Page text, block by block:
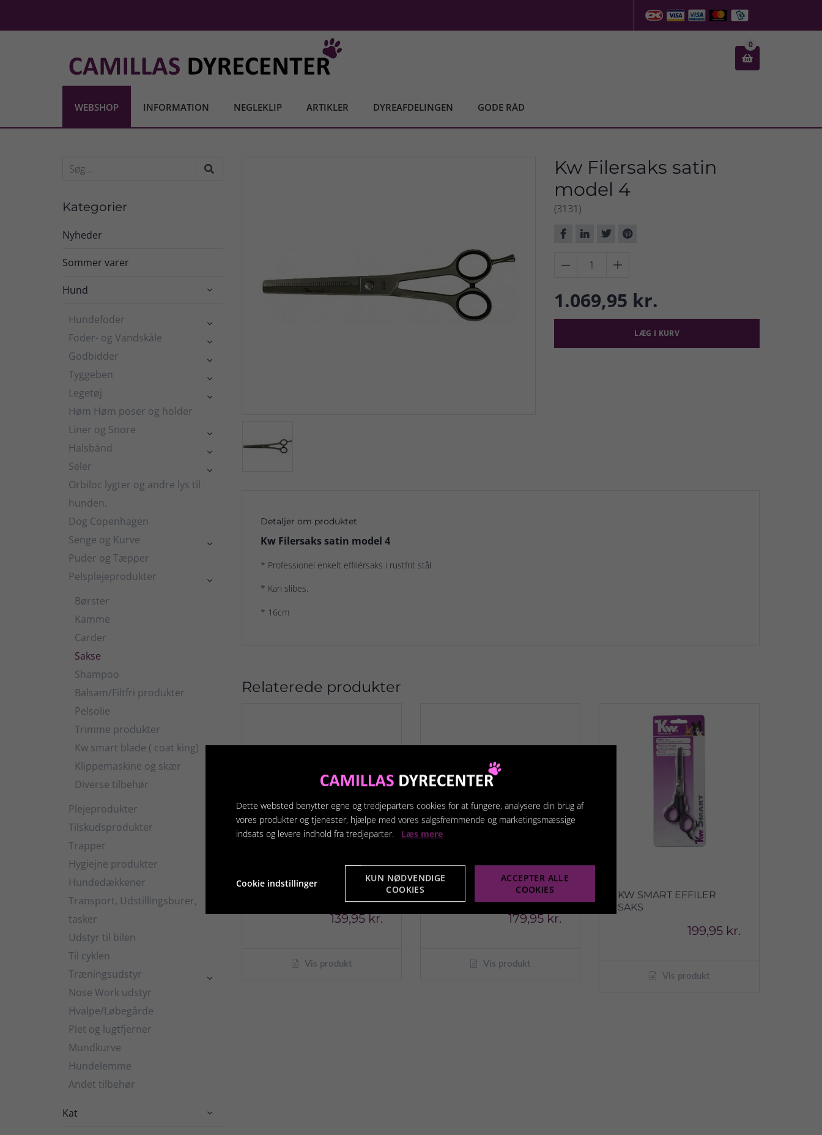

0
WEBSHOP INFORMATION NEGLEKLIP ARTIKLER DYREAFDELINGEN GODE RÅD
Kategorier
Nyheder
Sommer varer
Hund 
Hundefoder 
Foder- og Vandskåle 
Godbidder 
Tyggeben 
Legetøj 
Høm Høm poser og holder
Liner og Snore

Halsbånd 
Seler 
Orbiloc lygter og andre lys til
hunden.
Dog Copenhagen
Senge og Kurve

Puder og Tæpper
Pelsplejeprodukter

Børster
Kamme
Carder
Sakse
Shampoo
Balsam/Filtfri produkter
Pelsolie
Trimme produkter
Kw smart blade ( coat king)
Klippemaskine og skær
Diverse tilbehør
Plejeprodukter
Tilskudsprodukter
Trapper
Hygiejne produkter
Hundedækkener
Transport, Udstillingsburer,
tasker
Udstyr til bilen
Til cyklen
Træningsudstyr

Nose Work udstyr
Hvalpe/Løbegårde
Plet og lugtfjerner
Mundkurve
Hundelemme
Andet tilbehør
Kat 
Kw Filersaks satin
model 4
(3131)
 
1.069,95 kr.
LÆG I KURV
Detaljer om produktet
Kw Filersaks satin model 4
* Professionel enkelt effilérsaks i rustfrit stål.
* Kan slibes.
* 16cm
Relaterede produkter
139,95 kr.
Vis produkt
179,95 kr.
Vis produkt
KW SMART EFFILER
SAKS
199,95 kr.
Vis produkt
Dette websted benytter egne og tredjeparters cookies for at fungere, analysere din brug af
vores produkter og tjenester, hjælpe med vores salgsfremmende og marketingsmæssige
indsats og levere indhold fra tredjeparter. Læs mere
Cookie indstillinger
KUN NØDVENDIGE
COOKIES
ACCEPTER ALLE
COOKIES